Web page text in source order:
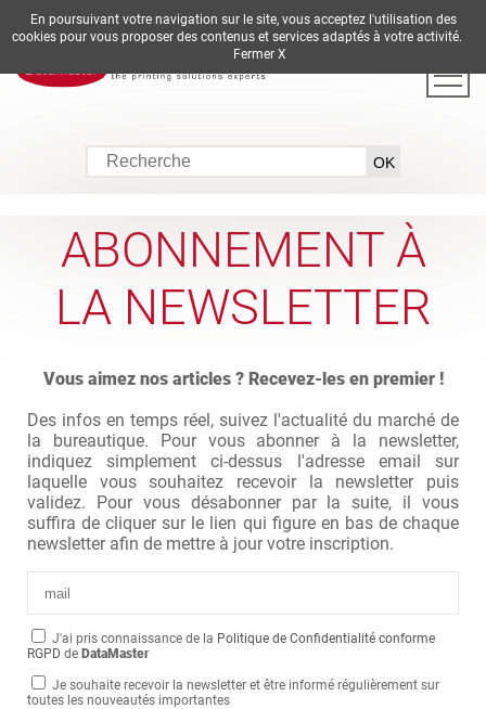
DE EN ES FR IT
ABONNEMENT À
LA NEWSLETTER
Vous aimez nos articles ? Recevez-les en premier !
Des infos en temps réel, suivez l'actualité du marché de
la bureautique. Pour vous abonner à la newsletter,
indiquez simplement ci-dessus l'adresse email sur
laquelle vous souhaitez recevoir la newsletter puis
validez. Pour vous désabonner par la suite, il vous
suffira de cliquer sur le lien qui figure en bas de chaque
newsletter afin de mettre à jour votre inscription.
J'ai pris connaissance de la Politique de Confidentialité conforme
RGPD de DataMaster
Je souhaite recevoir la newsletter et être informé régulièrement sur
toutes les nouveautés importantes
En poursuivant votre navigation sur le site, vous acceptez l'utilisation des
cookies pour vous proposer des contenus et services adaptés à votre activité.
Fermer X